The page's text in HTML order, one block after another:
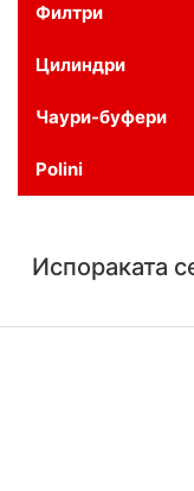
Филтри
Цилиндри
Чаури-буфери
Polini
Испораката